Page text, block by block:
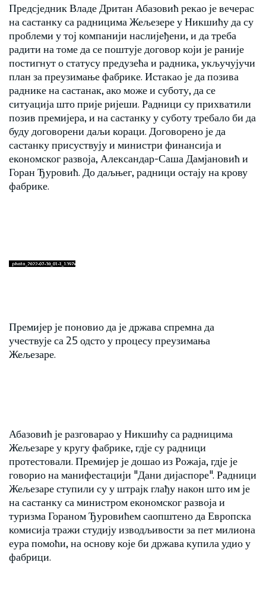
Предсједник Владе Дритан Абазовић рекао је вечерас
на састанку са радницима Жељезере у Никшићу да су
проблеми у тој компанији наслијеђени, и да треба
радити на томе да се поштује договор који је раније
постигнут о статусу предузећа и радника, укључујучи
план за преузимање фабрике. Истакао је да позива
раднике на састанак, ако може и суботу, да се
ситуација што прије ријеши. Радници су прихватили
позив премијера, и на састанку у суботу требало би да
буду договорени даљи кораци. Договорено је да
састанку присуствују и министри финансија и
економског развоја, Александар-Саша Дамјановић и
Горан Ђуровић. До даљњег, радници остају на крову
фабрике.
Премијер је поновио да је држава спремна да
учествује са 25 одсто у процесу преузимања
Жељезаре.
Абазовић је разговарао у Никшићу са радницима
Жељезаре у кругу фабрике, гдје су радници
протестовали. Премијер је дошао из Рожаја, гдје је
говорио на манифестацији "Дани дијаспоре". Радници
Жељезаре ступили су у штрајк глађу након што им је
на састанку са министром економског развоја и
туризма Гораном Ђуровићем саопштено да Европска
комисија тражи студију изводљивости за пет милиона
еура помоћи, на основу које би држава купила удио у
фабрици.